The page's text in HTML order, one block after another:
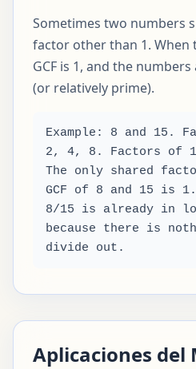
Sometimes two numbers
factor other than 1. When
GCF is 1, and the
(or relatively prime).
Example: 8 and 15.
2, 4, 8. Factors of
The only shared
GCF of 8 and 15 is
8/15 is already in
because there is
divide out.
Aplicaciones del